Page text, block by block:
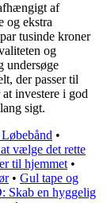
af
og ekstra
tusinde kroner
og
undersøge
der passer til
investere i god
sigt.
•
vælge det rette
til hjemmet •
• Gul tape og
Skab en hyggelig